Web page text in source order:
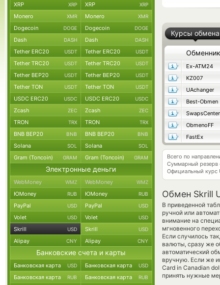
Курсы обмена
Обменник
Ex-ATM24
KZ007
UAchanger
Best-Obmen
SwapsCenter
ObmenoFF
FastEx
Всего по
Суммарный резерв
Официальный курс
Обмен Skrill
В приведенной
ручной или
внимание на
мгновенного
Если случилось
валюты, сразу же
автоматический
вручную. Если же
Card in Canadian
принять нужные
XRP XRP XRP XRP
Monero XMR Monero XMR
Dogecoin DOGE Dogecoin DOGE
Dash DASH Dash DASH
Tether ERC20 USDT Tether ERC20 USDT
Tether TRC20 USDT Tether TRC20 USDT
Tether BEP20 USDT Tether BEP20 USDT
Tether TON USDT Tether TON USDT
USDC ERC20 USDC USDC ERC20 USDC
Zcash ZEC Zcash ZEC
TRON TRX TRON TRX
BNB BEP20 BNB BNB BEP20 BNB
Solana SOL Solana SOL
Gram (Toncoin) GRAM Gram (Toncoin) GRAM
Электронные деньги
WebMoney WMZ WebMoney WMZ
ЮMoney RUB ЮMoney RUB
PayPal USD PayPal USD
Volet USD Volet USD
Skrill USD Skrill USD
Alipay CNY Alipay CNY
Банковские счета и карты
Банковская карта USD Банковская карта USD
Банковская карта RUB Банковская карта RUB